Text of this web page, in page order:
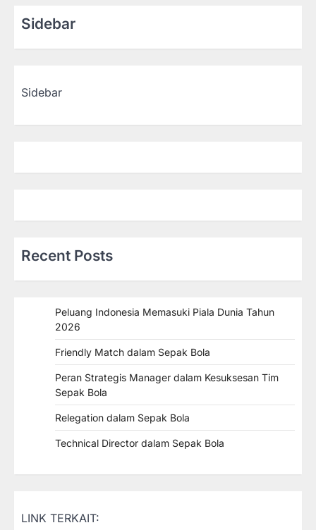
Sidebar
Sidebar
Recent Posts
Peluang Indonesia Memasuki Piala Dunia Tahun
2026
Friendly Match dalam Sepak Bola
Peran Strategis Manager dalam Kesuksesan Tim
Sepak Bola
Relegation dalam Sepak Bola
Technical Director dalam Sepak Bola
LINK TERKAIT: